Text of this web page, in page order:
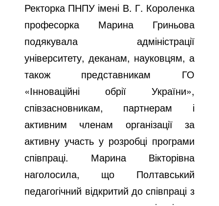
Ректорка ПНПУ імені В. Г. Короленка
професорка Марина Гриньова
подякувала адміністрації
університету, деканам, науковцям, а
також представникам ГО
«Інноваційні обрії України»,
співзасновникам, партнерам і
активним членам організації за
активну участь у розробці програми
співпраці. Марина Вікторівна
наголосила, що Полтавський
педагогічний відкритий до співпраці з